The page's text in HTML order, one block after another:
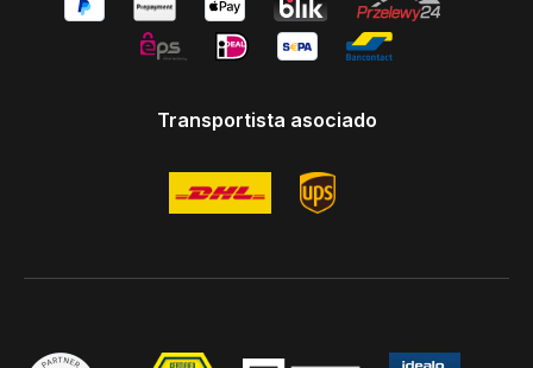
Transportista asociado